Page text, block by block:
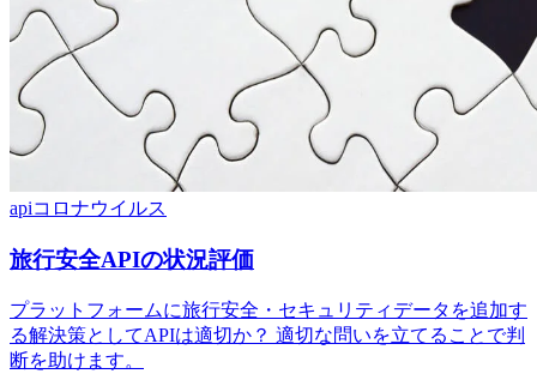
apiコロナウイルス
旅行安全APIの状況評価
プラットフォームに旅行安全・セキュリティデータを追加す
る解決策としてAPIは適切か？ 適切な問いを立てることで判
断を助けます。